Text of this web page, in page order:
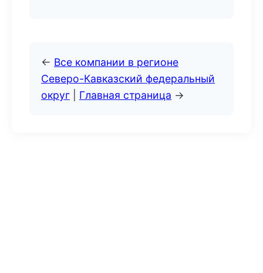
← Все компании в регионе
Северо-Кавказский федеральный
округ
Главная страница →